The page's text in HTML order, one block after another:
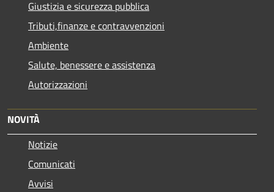
Giustizia e sicurezza pubblica
Tributi,finanze e contravvenzioni
Ambiente
Salute, benessere e assistenza
Autorizzazioni
NOVITÀ
Notizie
Comunicati
Avvisi